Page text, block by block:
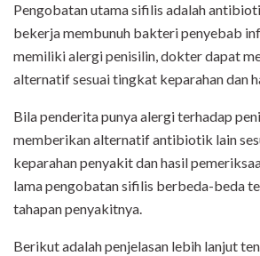
Pengobatan utama sifilis adalah
bekerja membunuh bakteri penyebab
memiliki alergi penisilin, dokter dapat
alternatif sesuai tingkat keparahan dan
Bila penderita punya alergi terhadap
memberikan alternatif antibiotik lain
keparahan penyakit dan hasil
lama pengobatan sifilis berbeda-beda
tahapan penyakitnya.
Berikut adalah penjelasan lebih lanjut